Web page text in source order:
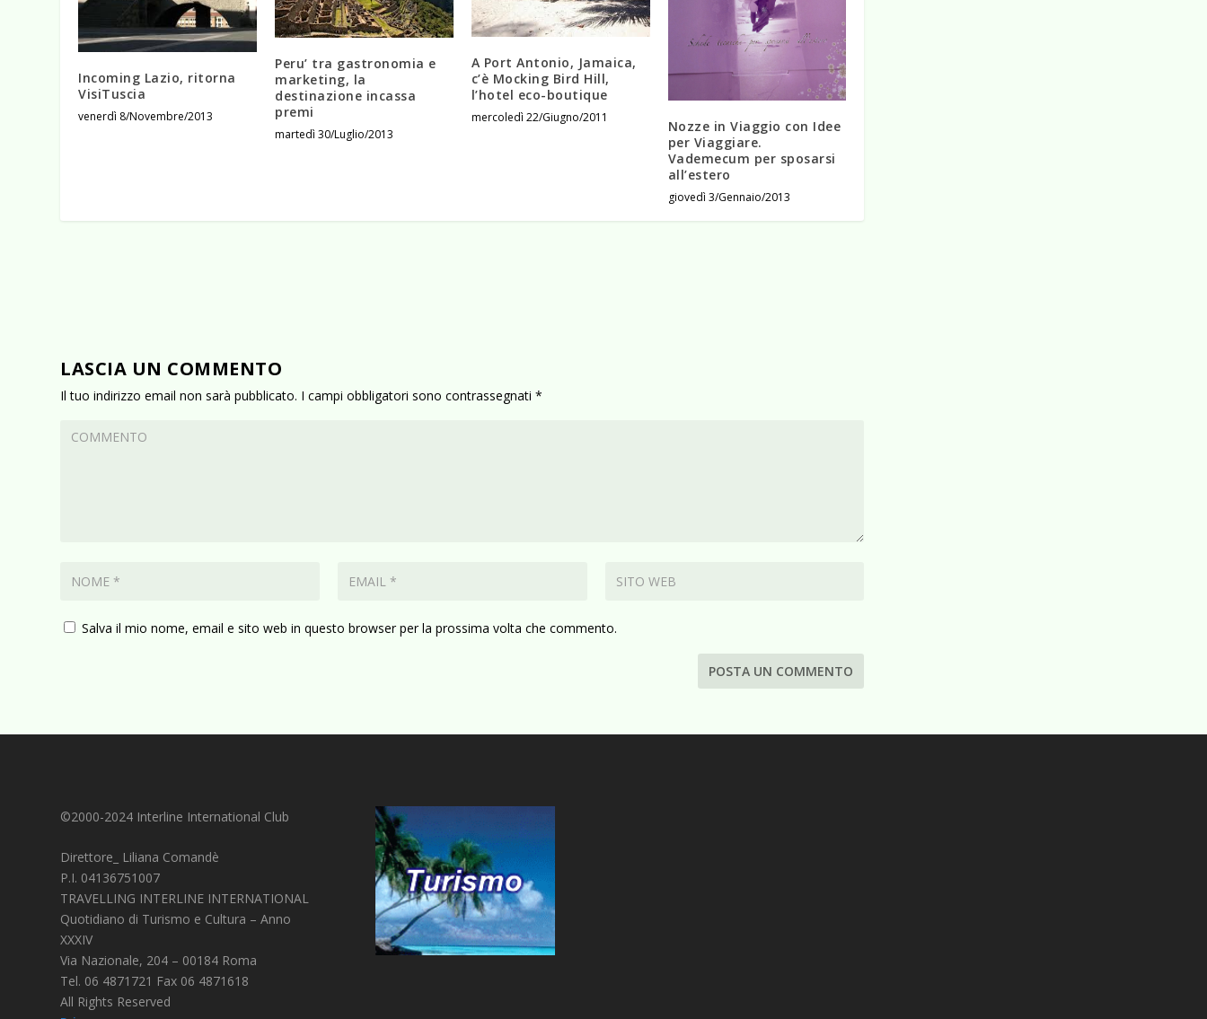
Incoming Lazio, ritorna
VisiTuscia
venerdì 8/Novembre/2013
Peru’ tra gastronomia e
marketing, la
destinazione incassa
premi
martedì 30/Luglio/2013
A Port Antonio, Jamaica,
c’è Mocking Bird Hill,
l’hotel eco-boutique
mercoledì 22/Giugno/2011
Nozze in Viaggio con Idee
per Viaggiare.
Vademecum per sposarsi
all’estero
giovedì 3/Gennaio/2013
LASCIA UN COMMENTO
Il tuo indirizzo email non sarà pubblicato. I campi obbligatori sono contrassegnati*
Salva il mio nome, email e sito web in questo browser per la prossima volta che commento.
©2000-2024 Interline International Club
Direttore_ Liliana Comandè
P.I. 04136751007
TRAVELLING INTERLINE INTERNATIONAL
Quotidiano di Turismo e Cultura – Anno
XXXIV
Via Nazionale, 204 – 00184 Roma
Tel. 06 4871721 Fax 06 4871618
All Rights Reserved